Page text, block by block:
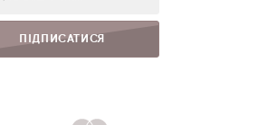
ПІДПИСАТИСЯ